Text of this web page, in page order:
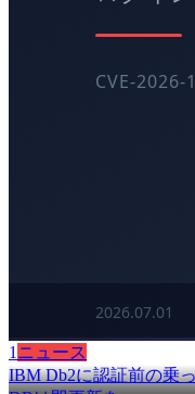
1 ニュース
IBM Db2に認証前の乗